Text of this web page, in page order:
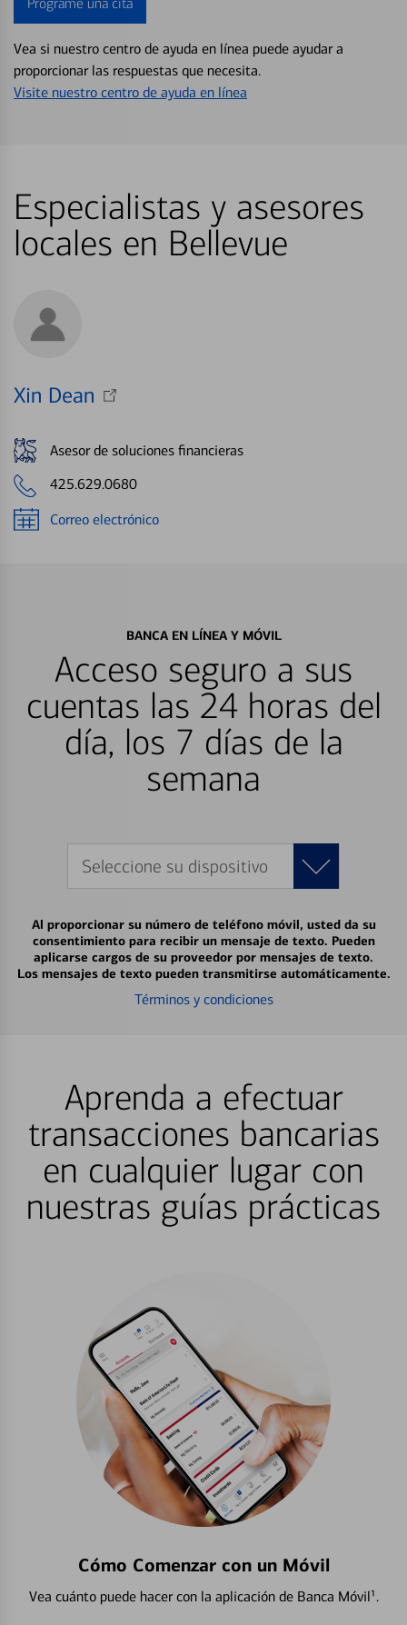
Programe una cita
Vea si nuestro centro de ayuda en línea puede ayudar a
proporcionar las respuestas que necesita.
Visite nuestro centro de ayuda en línea
Especialistas y asesores
locales en Bellevue
Xin Dean
Asesor de soluciones financieras
425.629.0680
Correo electrónico
BANCA EN LÍNEA Y MÓVIL
Acceso seguro a sus
cuentas las 24 horas del
día, los 7 días de la
semana
Seleccione su dispositivo
Al proporcionar su número de teléfono móvil, usted da su
consentimiento para recibir un mensaje de texto. Pueden
aplicarse cargos de su proveedor por mensajes de texto.
Los mensajes de texto pueden transmitirse automáticamente.
Términos y condiciones
Aprenda a efectuar
transacciones bancarias
en cualquier lugar con
nuestras guías prácticas
Cómo Comenzar con un Móvil
Vea cuánto puede hacer con la aplicación de Banca Móvil¹.